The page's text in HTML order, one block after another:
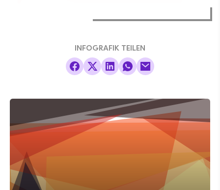
INFOGRAFIK TEILEN